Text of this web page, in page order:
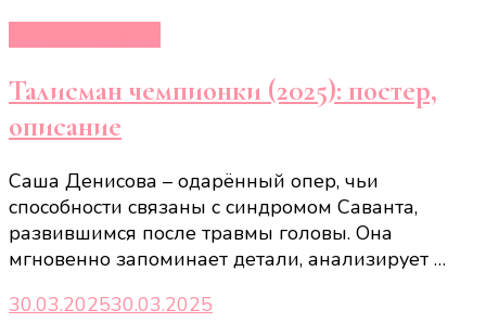
Талисман чемпионки (2025): постер,
описание
Саша Денисова – одарённый опер, чьи
способности связаны с синдромом Саванта,
развившимся после травмы головы. Она
мгновенно запоминает детали, анализирует …
30.03.202530.03.2025